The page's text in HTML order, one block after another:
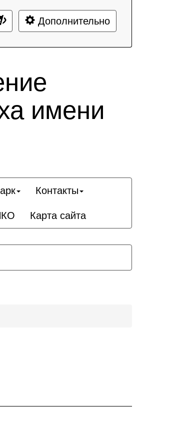
Дополнительно
имени
Контакты
Карта сайта